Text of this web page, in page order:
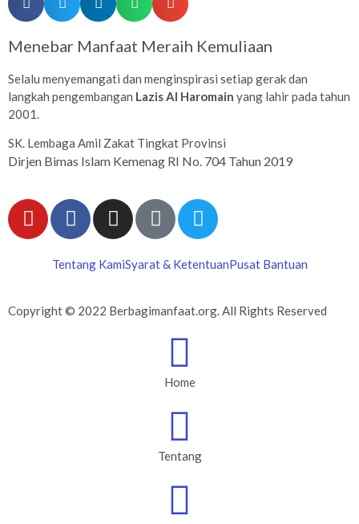
Menebar Manfaat Meraih Kemuliaan
Selalu menyemangati dan menginspirasi setiap gerak dan
langkah pengembangan Lazis Al Haromain yang lahir pada tahun
2001.
SK. Lembaga Amil Zakat Tingkat Provinsi
Dirjen Bimas Islam Kemenag RI No. 704 Tahun 2019
Tentang KamiSyarat & KetentuanPusat Bantuan
Copyright © 2022 Berbagimanfaat.org. All Rights Reserved
Home
Tentang